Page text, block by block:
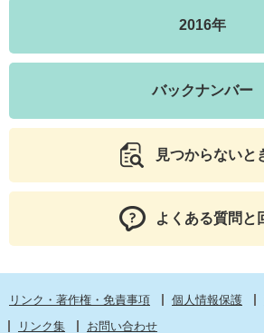
2016年
バックナンバー
見つからないと
よくある質問と
リンク・著作権・免責事項 個人情報保護
リンク集
お問い合わせ